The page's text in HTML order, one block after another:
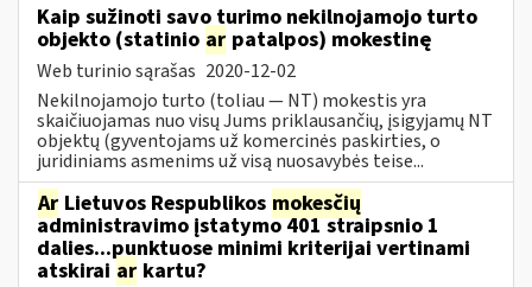
Kaip sužinoti savo turimo nekilnojamojo turto
objekto (statinio ar patalpos) mokestinę
Web turinio sąrašas 2020-12-02
Nekilnojamojo turto (toliau ― NT) mokestis yra
skaičiuojamas nuo visų Jums priklausančių, įsigyjamų NT
objektų (gyventojams už komercinės paskirties, o
juridiniams asmenims už visą nuosavybės teise...
Ar Lietuvos Respublikos mokesčių
administravimo įstatymo 401 straipsnio 1
dalies...punktuose minimi kriterijai vertinami
atskirai ar kartu?